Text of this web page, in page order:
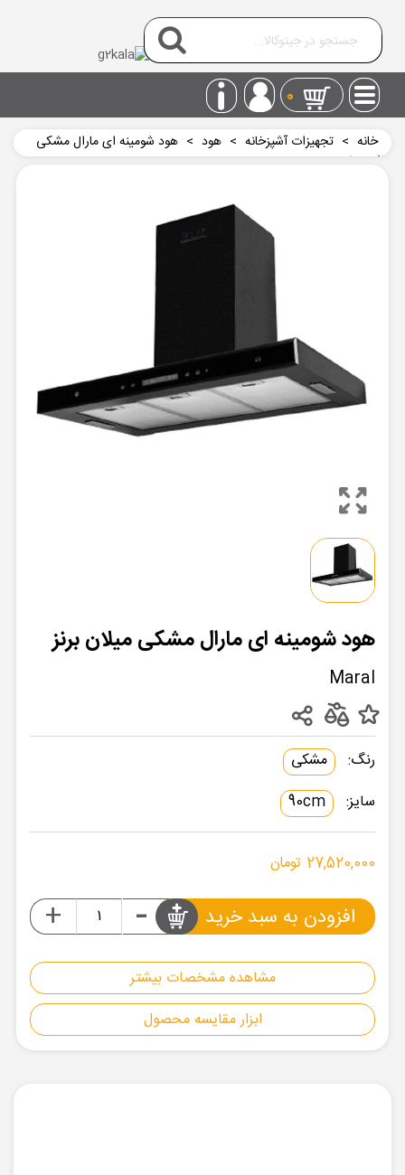
0
خانه > تجهیزات آشپزخانه > هود > هود شومینه ای مارال مشکی
میلان برنز
هود شومینه ای مارال مشکی میلان برنز
Maral
مشاهده مشخصات بیشتر
ابزار مقایسه محصول
رنگ:
مشکی
سایز:
90cm
27,520,000 تومان
-
+ افزودن به سبد خرید